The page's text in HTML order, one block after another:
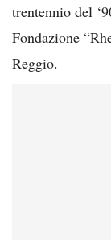
trentennio del
Fondazione
Reggio.